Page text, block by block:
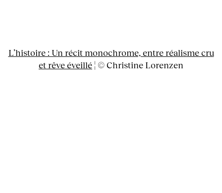
L’histoire : Un récit monochrome, entre réalisme cru
et rêve éveillé ¦ © Christine Lorenzen